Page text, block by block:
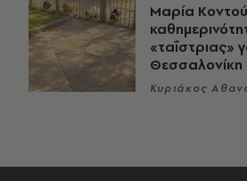
Μαρία
«ταΐστριας»
Θεσσαλονίκη
Κυριάκος